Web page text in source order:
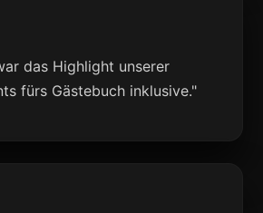
das Highlight unserer
fürs Gästebuch inklusive."